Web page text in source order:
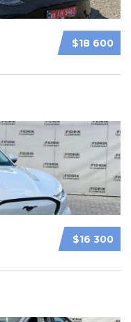
$18 600
$16 300